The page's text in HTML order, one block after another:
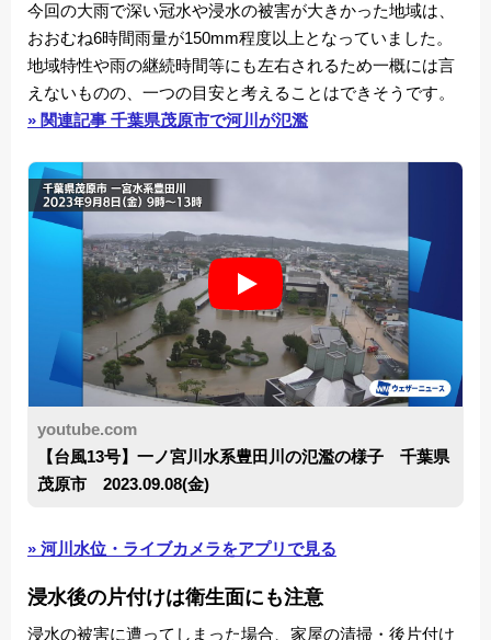
今回の大雨で深い冠水や浸水の被害が大きかった地域は、
おおむね6時間雨量が150mm程度以上となっていました。
地域特性や雨の継続時間等にも左右されるため一概には言
えないものの、一つの目安と考えることはできそうです。
» 関連記事 千葉県茂原市で河川が氾濫
youtube.com
【台風13号】一ノ宮川水系豊田川の氾濫の様子 千葉県
茂原市 2023.09.08(金)
» 河川水位・ライブカメラをアプリで見る
浸水後の片付けは衛生面にも注意
浸水の被害に遭ってしまった場合、家屋の清掃・後片付け